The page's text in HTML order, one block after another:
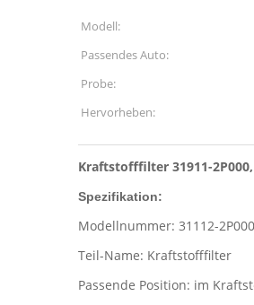
Modell:
Passendes Auto:
Probe:
Hervorheben:
Kraftstofffilter 31911-2P000,
Spezifikation:
Modellnummer: 31112-2P000
Teil-Name: Kraftstofffilter
Passende Position: im